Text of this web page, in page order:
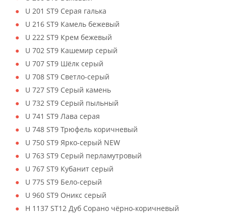
U 201 ST9 Серая галька
U 216 ST9 Камель бежевый
U 222 ST9 Крем бежевый
U 702 ST9 Кашемир серый
U 707 ST9 Шёлк серый
U 708 ST9 Светло-серый
U 727 ST9 Серый камень
U 732 ST9 Серый пыльный
U 741 ST9 Лава серая
U 748 ST9 Трюфель коричневый
U 750 ST9 Ярко-серый NEW
U 763 ST9 Серый перламутровый
U 767 ST9 Кубанит серый
U 775 ST9 Бело-серый
U 960 ST9 Оникс серый
H 1137 ST12 Дуб Сорано чёрно-коричневый